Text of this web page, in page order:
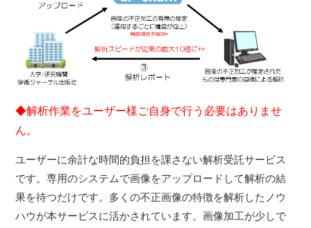
◆解析作業をユーザー様ご自身で行う必要はありませ
ん。
ユーザーに余計な時間的負担を課さない解析受託サービス
です。専用のシステムで画像をアップロードして解析の結
果を待つだけです。多くの不正画像の特徴を解析したノウ
ハウが本サービスに活かされています。画像加工が少しで